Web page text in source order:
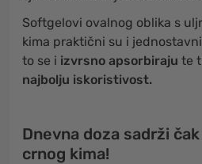
Softgelovi ovalnog oblika s
kima praktični su i
to se i izvrsno apsorbiraju te
najbolju iskoristivost.
Dnevna doza sadrži
crnog kima!